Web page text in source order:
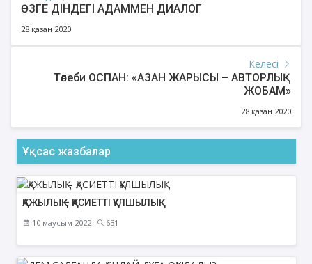
ӨЗГЕ ДІНДЕГІ АДАММЕН ДИАЛОГ
28 қазан 2020
Келесі
Төлеби ОСПАН: «АЗАН ЖАРЫСЫ – АВТОРЛЫҚ
ЖОБАМ»
28 қазан 2020
Ұқсас жазбалар
ҚАЖЫЛЫҚ – ҚАСИЕТТІ ҚҰЛШЫЛЫҚ
10 маусым 2022 631